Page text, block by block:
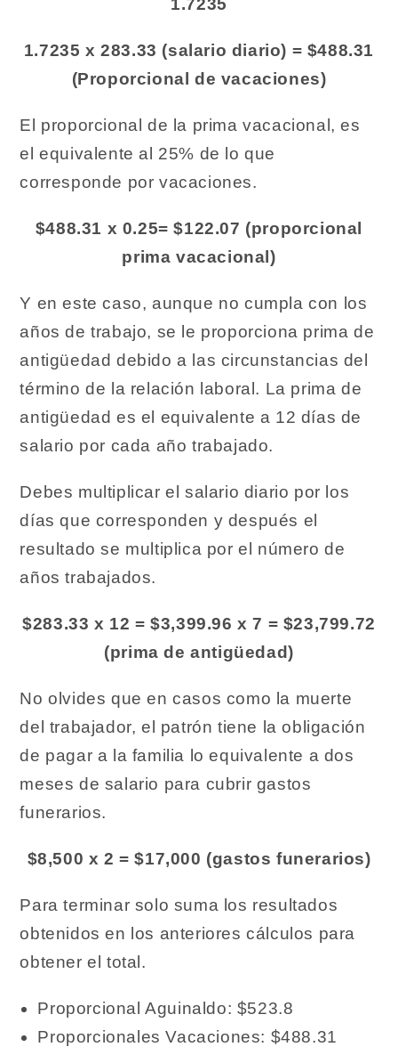
1.7235
1.7235 x 283.33 (salario diario) = $488.31
(Proporcional de vacaciones)
El proporcional de la prima vacacional, es
el equivalente al 25% de lo que
corresponde por vacaciones.
$488.31 x 0.25= $122.07 (proporcional
prima vacacional)
Y en este caso, aunque no cumpla con los
años de trabajo, se le proporciona prima de
antigüedad debido a las circunstancias del
término de la relación laboral. La prima de
antigüedad es el equivalente a 12 días de
salario por cada año trabajado.
Debes multiplicar el salario diario por los
días que corresponden y después el
resultado se multiplica por el número de
años trabajados.
$283.33 x 12 = $3,399.96 x 7 = $23,799.72
(prima de antigüedad)
No olvides que en casos como la muerte
del trabajador, el patrón tiene la obligación
de pagar a la familia lo equivalente a dos
meses de salario para cubrir gastos
funerarios.
$8,500 x 2 = $17,000 (gastos funerarios)
Para terminar solo suma los resultados
obtenidos en los anteriores cálculos para
obtener el total.
Proporcional Aguinaldo: $523.8
Proporcionales Vacaciones: $488.31